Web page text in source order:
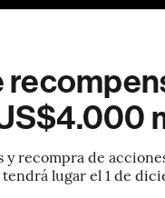
recompra de
lugar el 1 de